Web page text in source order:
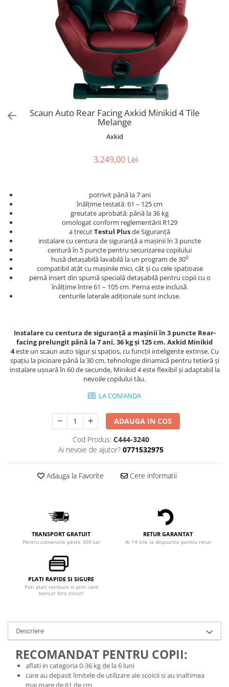
Scaun Auto Rear Facing Axkid Minikid 4 Tile
Melange
Axkid
3.249,00 Lei
potrivit până la 7 ani
înălțime testată: 61 – 125 cm
greutate aprobată: până la 36 kg
omologat conform reglementării R129
a trecutTestul Plusde Siguranță
instalare cu centura de siguranță a mașinii în 3 puncte
centură în 5 puncte pentru securizarea copilului
husă detașabilă lavabilă la un program de 300
compatibil atât cu mașinile mici, cât și cu cele spațioase
pernă insert din spumă specială detașabilă pentru copii cu o
înălțime între 61 – 105 cm. Perna este inclusă.
centurile laterale adiționale sunt incluse.
Instalare cu centura de siguranță a mașinii în 3 puncte Rear-
facing prelungit până la 7 ani, 36 kg și 125 cm. Axkid Minikid
4este un scaun auto sigur și spațios, cu funcții inteligente extinse. Cu
spațiu la picioare până la 30 cm, tehnologie dinamică pentru tetieră și
instalare ușoară în 60 de secunde, Minikid 4 este flexibil și adaptabil la
nevoile copilului tău.
LA COMANDA
ADAUGA IN COS
Cod Produs: C444-3240
Ai nevoie de ajutor? 0771532975
Adauga la Favorite Cere informatii
TRANSPORT GRATUIT
Pentru comenzile peste 300 Lei
RETUR GARANTAT
Ai 14 zile la dispozitie pentru retur
PLATI RAPIDE SI SIGURE
Poti plati ramburs si prin card
bancar fara riscuri
Descriere
RECOMANDAT PENTRU COPII:
aflati in categoria 0-36 kg de la 6 luni
care au depasit limitele de utilizare ale scoicii si au inaltimea
mai mare de 61 de cm